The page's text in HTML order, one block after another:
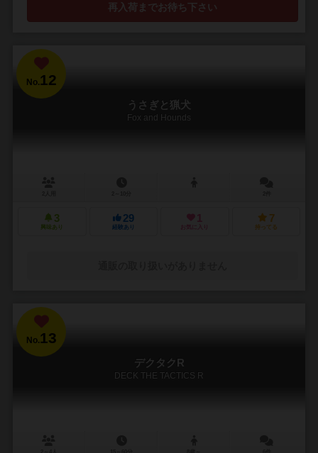
再入荷までお待ち下さい
No.12
うさぎと猟犬
Fox and Hounds
3
興味あり
29
経験あり
1
お気に入り
7
持ってる
No.13
デクタクR
DECK THE TACTICS R